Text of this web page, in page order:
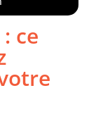
flexible
avec
ce